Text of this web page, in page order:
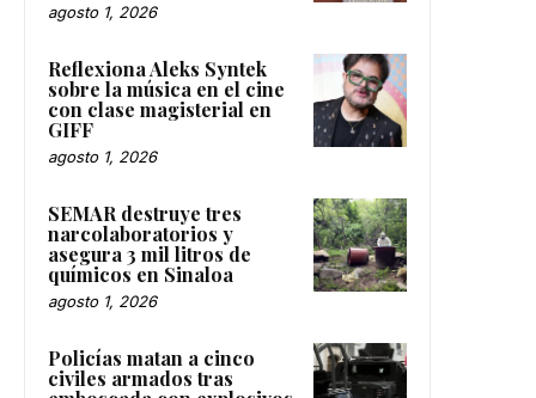
agosto 1, 2026
Reflexiona Aleks Syntek
sobre la música en el cine
con clase magisterial en
GIFF
agosto 1, 2026
SEMAR destruye tres
narcolaboratorios y
asegura 3 mil litros de
químicos en Sinaloa
agosto 1, 2026
Policías matan a cinco
civiles armados tras